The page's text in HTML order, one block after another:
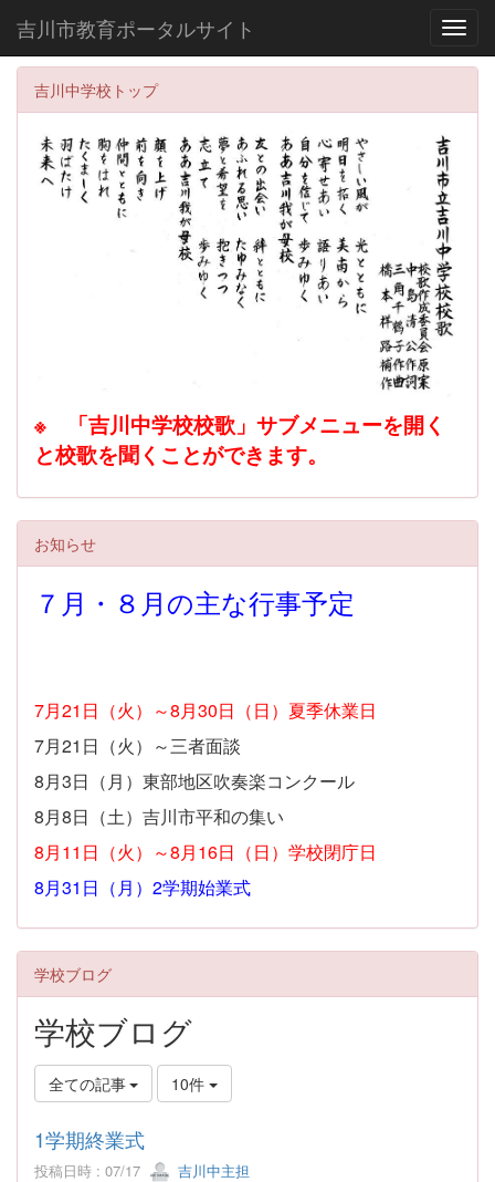
吉川市教育ポータルサイト
吉川中学校トップ
※ 「吉川中学校校歌」サブメニューを開く
と校歌を聞くことができます。
お知らせ
７月・８月の主な行事予定
7月21日（火）～8月30日（日）夏季休業日
7月21日（火）～三者面談
8月3日（月）東部地区吹奏楽コンクール
8月8日（土）吉川市平和の集い
8月11日（火）～8月16日（日）学校閉庁日
8月31日（月）2学期始業式
学校ブログ
学校ブログ
全ての記事 10件
1学期終業式
投稿日時 : 07/17 吉川中主担